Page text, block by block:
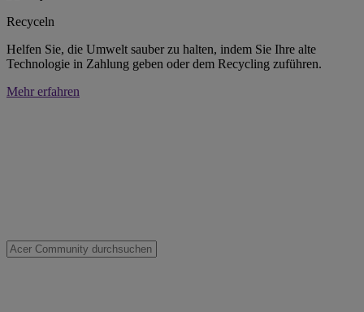
Recyceln
Helfen Sie, die Umwelt sauber zu halten, indem Sie Ihre alte
Technologie in Zahlung geben oder dem Recycling zuführen.
Mehr erfahren